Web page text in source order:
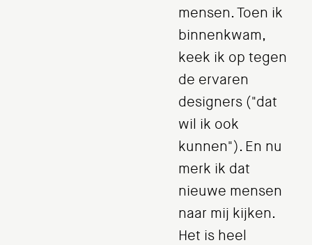
mensen. Toen ik
binnenkwam,
keek ik op tegen
de ervaren
designers ("dat
wil ik ook
kunnen"). En nu
merk ik dat
nieuwe mensen
naar mij kijken.
Het is heel